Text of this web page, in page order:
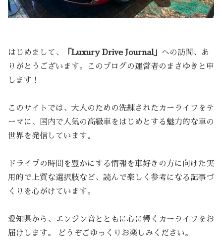
はじめまして、 「Luxury Drive Journal」 への訪問、あ
りがとうございます。このブログの運営者のまさゆきと申
します！
このサイトでは、大人のための洗練されたカーライフをテ
ーマに、国内で人気の高級車をはじめとする魅力的な車の
世界を発信しています。
ドライブの時間を豊かにする情報を車好きの方に向けた実
用的で上質な選択肢など、読んで楽しく参考になる記事づ
くりを心がけています。
愛知県から、エンジン音とともに心に響くカーライフをお
届けします。 どうぞごゆっくりお楽しみください。